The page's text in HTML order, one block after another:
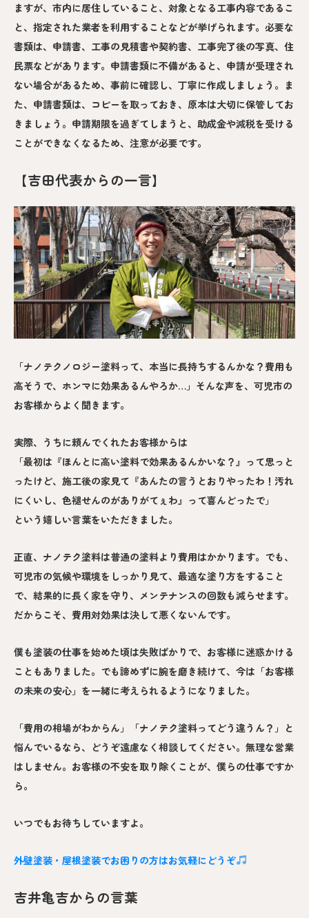
ますが、市内に居住していること、対象となる工事内容であるこ
と、指定された業者を利用することなどが挙げられます。必要な
書類は、申請書、工事の見積書や契約書、工事完了後の写真、住
民票などがあります。申請書類に不備があると、申請が受理され
ない場合があるため、事前に確認し、丁寧に作成しましょう。ま
た、申請書類は、コピーを取っておき、原本は大切に保管してお
きましょう。申請期限を過ぎてしまうと、助成金や減税を受ける
ことができなくなるため、注意が必要です。
【吉田代表からの一言】
「ナノテクノロジー塗料って、本当に長持ちするんかな？費用も
高そうで、ホンマに効果あるんやろか…」そんな声を、可児市の
お客様からよく聞きます。
実際、うちに頼んでくれたお客様からは
「最初は『ほんとに高い塗料で効果あるんかいな？』って思っと
ったけど、施工後の家見て『あんたの言うとおりやったわ！汚れ
にくいし、色褪せんのがありがてぇわ』って喜んどったで」
という嬉しい言葉をいただきました。
正直、ナノテク塗料は普通の塗料より費用はかかります。でも、
可児市の気候や環境をしっかり見て、最適な塗り方をすること
で、結果的に長く家を守り、メンテナンスの回数も減らせます。
だからこそ、費用対効果は決して悪くないんです。
僕も塗装の仕事を始めた頃は失敗ばかりで、お客様に迷惑かける
こともありました。でも諦めずに腕を磨き続けて、今は「お客様
の未来の安心」を一緒に考えられるようになりました。
「費用の相場がわからん」「ナノテク塗料ってどう違うん？」と
悩んでいるなら、どうぞ遠慮なく相談してください。無理な営業
はしません。お客様の不安を取り除くことが、僕らの仕事ですか
ら。
いつでもお待ちしていますよ。
外壁塗装・屋根塗装でお困りの方はお気軽にどうぞ
吉井亀吉からの言葉